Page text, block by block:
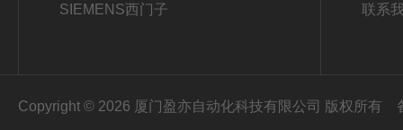
SIEMENS西门子 联系
Copyright © 2026 厦门盈亦自动化科技有限公司 版权所有